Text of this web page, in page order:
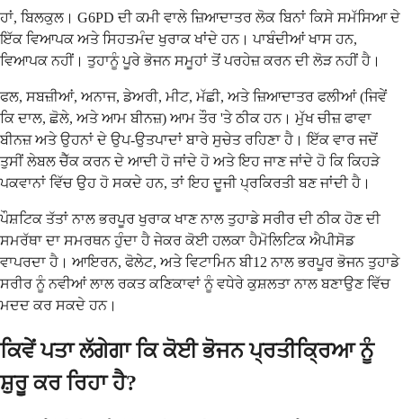
ਹਾਂ, ਬਿਲਕੁਲ। G6PD ਦੀ ਕਮੀ ਵਾਲੇ ਜ਼ਿਆਦਾਤਰ ਲੋਕ ਬਿਨਾਂ ਕਿਸੇ ਸਮੱਸਿਆ ਦੇ
ਇੱਕ ਵਿਆਪਕ ਅਤੇ ਸਿਹਤਮੰਦ ਖੁਰਾਕ ਖਾਂਦੇ ਹਨ। ਪਾਬੰਦੀਆਂ ਖਾਸ ਹਨ,
ਵਿਆਪਕ ਨਹੀਂ। ਤੁਹਾਨੂੰ ਪੂਰੇ ਭੋਜਨ ਸਮੂਹਾਂ ਤੋਂ ਪਰਹੇਜ਼ ਕਰਨ ਦੀ ਲੋੜ ਨਹੀਂ ਹੈ।
ਫਲ, ਸਬਜ਼ੀਆਂ, ਅਨਾਜ, ਡੇਅਰੀ, ਮੀਟ, ਮੱਛੀ, ਅਤੇ ਜ਼ਿਆਦਾਤਰ ਫਲੀਆਂ (ਜਿਵੇਂ
ਕਿ ਦਾਲ, ਛੋਲੇ, ਅਤੇ ਆਮ ਬੀਨਜ਼) ਆਮ ਤੌਰ 'ਤੇ ਠੀਕ ਹਨ। ਮੁੱਖ ਚੀਜ਼ ਫਾਵਾ
ਬੀਨਜ਼ ਅਤੇ ਉਹਨਾਂ ਦੇ ਉਪ-ਉਤਪਾਦਾਂ ਬਾਰੇ ਸੁਚੇਤ ਰਹਿਣਾ ਹੈ। ਇੱਕ ਵਾਰ ਜਦੋਂ
ਤੁਸੀਂ ਲੇਬਲ ਚੈੱਕ ਕਰਨ ਦੇ ਆਦੀ ਹੋ ਜਾਂਦੇ ਹੋ ਅਤੇ ਇਹ ਜਾਣ ਜਾਂਦੇ ਹੋ ਕਿ ਕਿਹੜੇ
ਪਕਵਾਨਾਂ ਵਿੱਚ ਉਹ ਹੋ ਸਕਦੇ ਹਨ, ਤਾਂ ਇਹ ਦੂਜੀ ਪ੍ਰਕਿਰਤੀ ਬਣ ਜਾਂਦੀ ਹੈ।
ਪੌਸ਼ਟਿਕ ਤੱਤਾਂ ਨਾਲ ਭਰਪੂਰ ਖੁਰਾਕ ਖਾਣ ਨਾਲ ਤੁਹਾਡੇ ਸਰੀਰ ਦੀ ਠੀਕ ਹੋਣ ਦੀ
ਸਮਰੱਥਾ ਦਾ ਸਮਰਥਨ ਹੁੰਦਾ ਹੈ ਜੇਕਰ ਕੋਈ ਹਲਕਾ ਹੈਮੋਲਿਟਿਕ ਐਪੀਸੋਡ
ਵਾਪਰਦਾ ਹੈ। ਆਇਰਨ, ਫੋਲੇਟ, ਅਤੇ ਵਿਟਾਮਿਨ ਬੀ12 ਨਾਲ ਭਰਪੂਰ ਭੋਜਨ ਤੁਹਾਡੇ
ਸਰੀਰ ਨੂੰ ਨਵੀਆਂ ਲਾਲ ਰਕਤ ਕਣਿਕਾਵਾਂ ਨੂੰ ਵਧੇਰੇ ਕੁਸ਼ਲਤਾ ਨਾਲ ਬਣਾਉਣ ਵਿੱਚ
ਮਦਦ ਕਰ ਸਕਦੇ ਹਨ।
ਕਿਵੇਂ ਪਤਾ ਲੱਗੇਗਾ ਕਿ ਕੋਈ ਭੋਜਨ ਪ੍ਰਤੀਕ੍ਰਿਆ ਨੂੰ
ਸ਼ੁਰੂ ਕਰ ਰਿਹਾ ਹੈ?